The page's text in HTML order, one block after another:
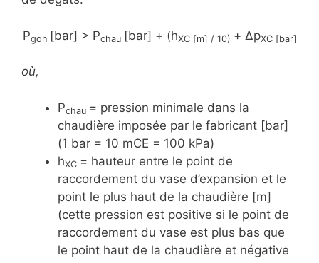
Pgon [bar] > Pchau [bar] + (hXC [m] / 10) + ΔpXC [bar]
où,
Pchau = pression minimale dans la
chaudière imposée par le fabricant [bar]
(1 bar = 10 mCE = 100 kPa)
hXC = hauteur entre le point de
raccordement du vase d’expansion et le
point le plus haut de la chaudière [m]
(cette pression est positive si le point de
raccordement du vase est plus bas que
le point haut de la chaudière et négative